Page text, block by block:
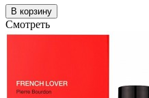
В корзину
Смотреть